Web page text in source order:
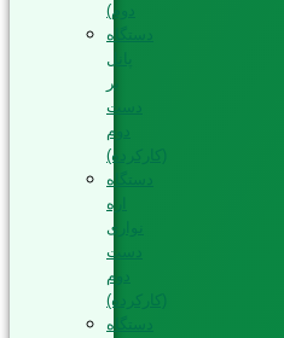
دوم)
دستگاه
پانل
بر
دست
دوم
(کارکرده)
دستگاه
اره
نواری
دست
دوم
(کارکرده)
دستگاه